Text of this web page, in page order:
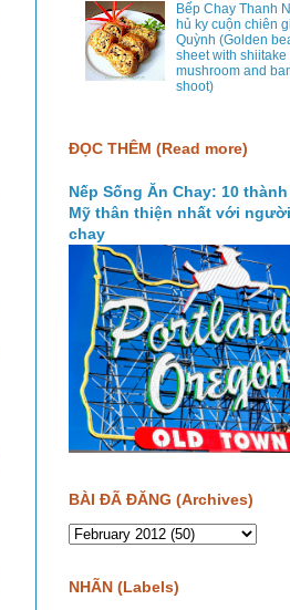
Bếp Chay Thanh
hủ ky cuộn chiên
Quỳnh (Golden
sheet with shiitake
mushroom and
shoot)
ĐỌC THÊM (Read more)
Nếp Sống Ăn Chay: 10
Mỹ thân thiện nhất với
chay
BÀI ĐÃ ĐĂNG (Archives)
NHÃN (Labels)